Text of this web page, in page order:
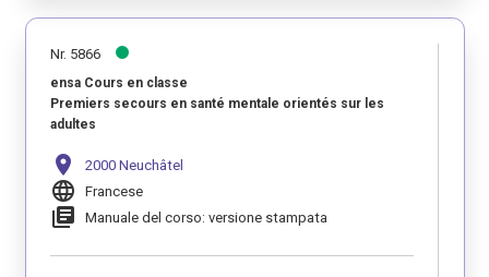
Nr. 5866
ensa Cours en classe
Premiers secours en santé mentale orientés sur les
adultes
location_on 2000 Neuchâtel
language Francese
library_books Manuale del corso: versione stampata